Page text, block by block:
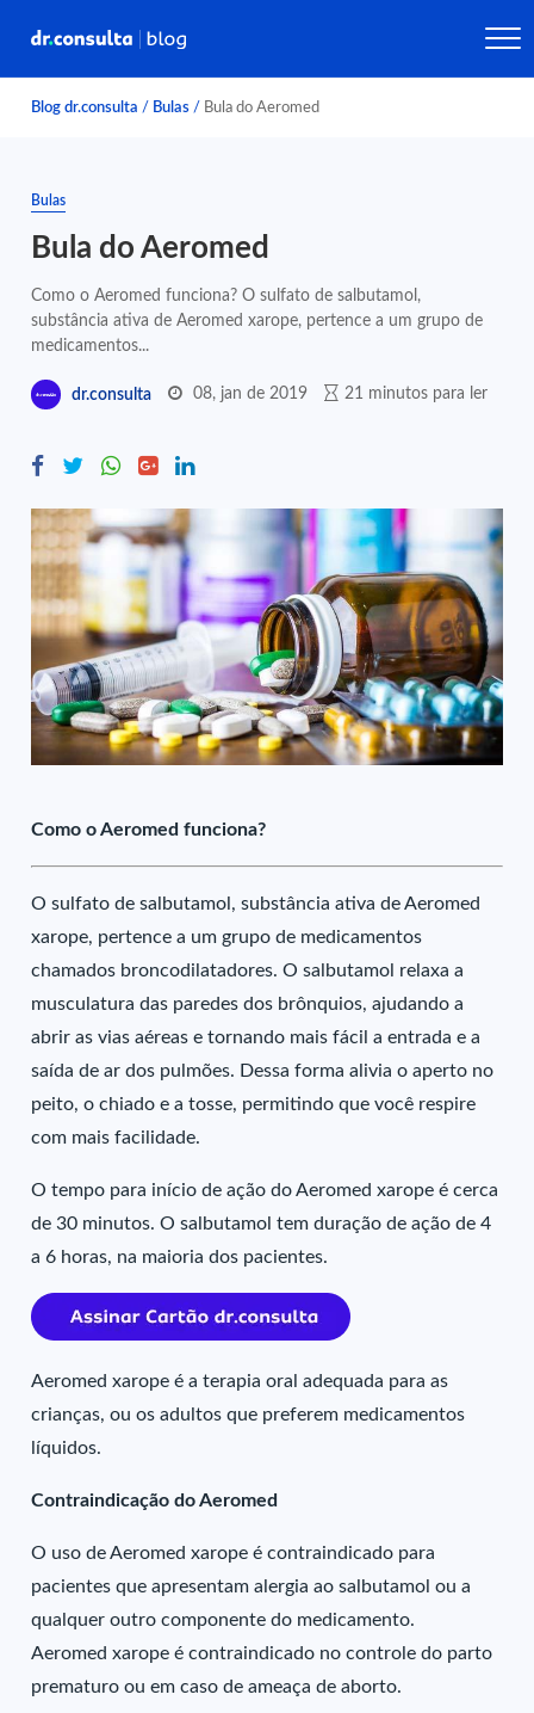
Blog dr.consulta / Bulas / Bula do Aeromed
Bulas
Bula do Aeromed
Como o Aeromed funciona? O sulfato de salbutamol,
substância ativa de Aeromed xarope, pertence a um grupo de
medicamentos...
dr.consulta 08, jan de 2019 21 minutos para ler
Como o Aeromed funciona?
O sulfato de salbutamol, substância ativa de Aeromed
xarope, pertence a um grupo de medicamentos
chamados broncodilatadores. O salbutamol relaxa a
musculatura das paredes dos brônquios, ajudando a
abrir as vias aéreas e tornando mais fácil a entrada e a
saída de ar dos pulmões. Dessa forma alivia o aperto no
peito, o chiado e a tosse, permitindo que você respire
com mais facilidade.
O tempo para início de ação do Aeromed xarope é cerca
de 30 minutos. O salbutamol tem duração de ação de 4
a 6 horas, na maioria dos pacientes.
Aeromed xarope é a terapia oral adequada para as
crianças, ou os adultos que preferem medicamentos
líquidos.
Contraindicação do Aeromed
O uso de Aeromed xarope é contraindicado para
pacientes que apresentam alergia ao salbutamol ou a
qualquer outro componente do medicamento.
Aeromed xarope é contraindicado no controle do parto
prematuro ou em caso de ameaça de aborto.